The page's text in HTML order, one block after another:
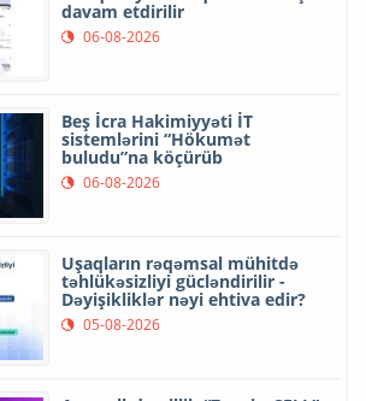
davam etdirilir
06-08-2026
Beş İcra Hakimiyyəti İT
sistemlərini “Hökumət
buludu”na köçürüb
06-08-2026
Uşaqların rəqəmsal mühitdə
təhlükəsizliyi gücləndirilir -
Dəyişikliklər nəyi ehtiva edir?
05-08-2026